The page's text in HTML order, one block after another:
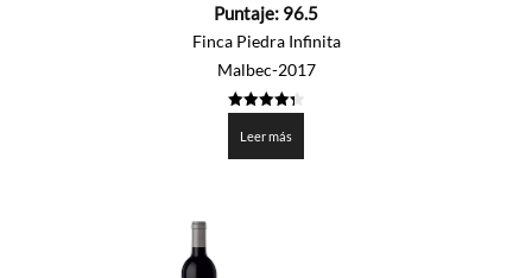
de
Puntaje: 96.5
Finca Piedra Infinita
Malbec-2017
de 5
Leer más